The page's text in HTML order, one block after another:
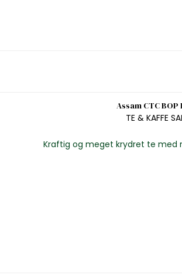
Assam CTC
TE & KAFFE
Kraftig og meget krydret te med